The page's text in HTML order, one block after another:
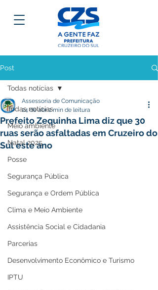
Post
Todas notícias
Meio ambiente
Natal 2025
Posse
Segurança Pública
Segurança e Ordem Pública
Clima e Meio Ambiente
Assistência Social e Cidadania
Parcerias
Desenvolvimento Econômico e Turismo
IPTU
Todas notícias
Prefeito Zequinha Lima diz que 30
ruas serão asfaltadas em Cruzeiro do
Sul este ano
Assessoria de Comunicação
24 de abr.2 min de leitura